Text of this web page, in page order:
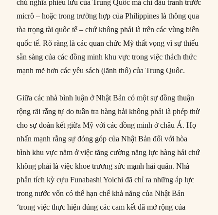
chủ nghĩa phiêu lưu của Trung Quốc mà chỉ đấu tranh trước
micrô – hoặc trong trường hợp của Philippines là thông qua
tòa trọng tài quốc tế – chứ không phải là trên các vùng biển
quốc tế. Rõ ràng là các quan chức Mỹ thất vọng vì sự thiếu
sẵn sàng của các đồng minh khu vực trong việc thách thức
mạnh mẽ hơn các yêu sách (lãnh thổ) của Trung Quốc.
Giữa các nhà bình luận ở Nhật Bản có một sự đồng thuận
rộng rãi rằng tự do tuần tra hàng hải không phải là phép thử
cho sự đoàn kết giữa Mỹ với các đồng minh ở châu Á. Họ
nhấn mạnh rằng sự đóng góp của Nhật Bản đối với hòa
bình khu vực nằm ở việc tăng cường năng lực hàng hải chứ
không phải là việc khoe trương sức mạnh hải quân. Nhà
phân tích kỳ cựu Funabashi Yoichi đã chỉ ra những áp lực
trong nước vốn có thể hạn chế khả năng của Nhật Bản
‘trong việc thực hiện đúng các cam kết đã mở rộng của